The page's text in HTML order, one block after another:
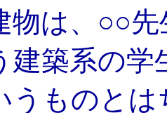
物は、○○
建築系の
うものと